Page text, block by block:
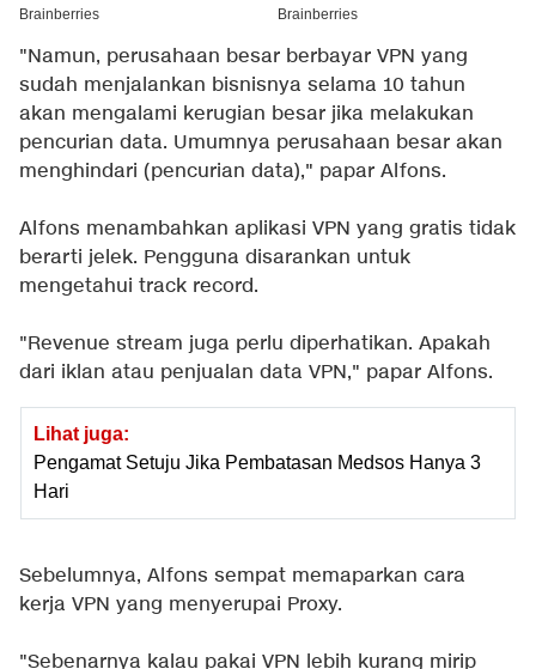
"Namun, perusahaan besar berbayar VPN yang
sudah menjalankan bisnisnya selama 10 tahun
akan mengalami kerugian besar jika melakukan
pencurian data. Umumnya perusahaan besar akan
menghindari (pencurian data)," papar Alfons.
Alfons menambahkan aplikasi VPN yang gratis tidak
berarti jelek. Pengguna disarankan untuk
mengetahui track record.
"Revenue stream juga perlu diperhatikan. Apakah
dari iklan atau penjualan data VPN," papar Alfons.
Lihat juga:
Pengamat Setuju Jika Pembatasan Medsos Hanya 3
Hari
Sebelumnya, Alfons sempat memaparkan cara
kerja VPN yang menyerupai Proxy.
"Sebenarnya kalau pakai VPN lebih kurang mirip